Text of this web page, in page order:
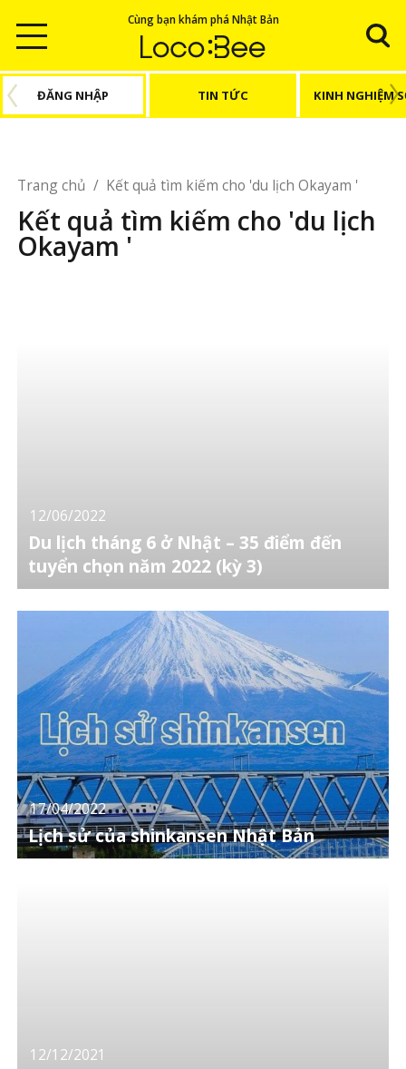
Cùng bạn khám phá Nhật Bản
ĐĂNG NHẬP TIN TỨC KINH NGHIỆM
Trang chủ / Kết quả tìm kiếm cho 'du lịch Okayam '
Kết quả tìm kiếm cho 'du lịch
Okayam '
12/06/2022
Du lịch tháng 6 ở Nhật – 35 điểm đến
tuyển chọn năm 2022 (kỳ 3)
17/04/2022
Lịch sử của shinkansen Nhật Bản
12/12/2021